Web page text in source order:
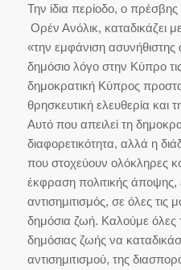
Την ίδια περίοδο, ο
Ορέν Ανόλικ, καταδικάζει
«την εμφάνιση ασυνήθιστης
δημόσιο λόγο στην Κύπρο
δημοκρατική Κύπρος
θρησκευτική ελευθερία και
Αυτό που απειλεί τη
διαφορετικότητα, αλλά η
που στοχεύουν ολόκληρες
έκφραση πολιτικής άποψης,
αντισημιτισμός, σε όλες τις
δημόσια ζωή. Καλούμε όλες
δημόσιας ζωής να
αντισημιτισμού, της